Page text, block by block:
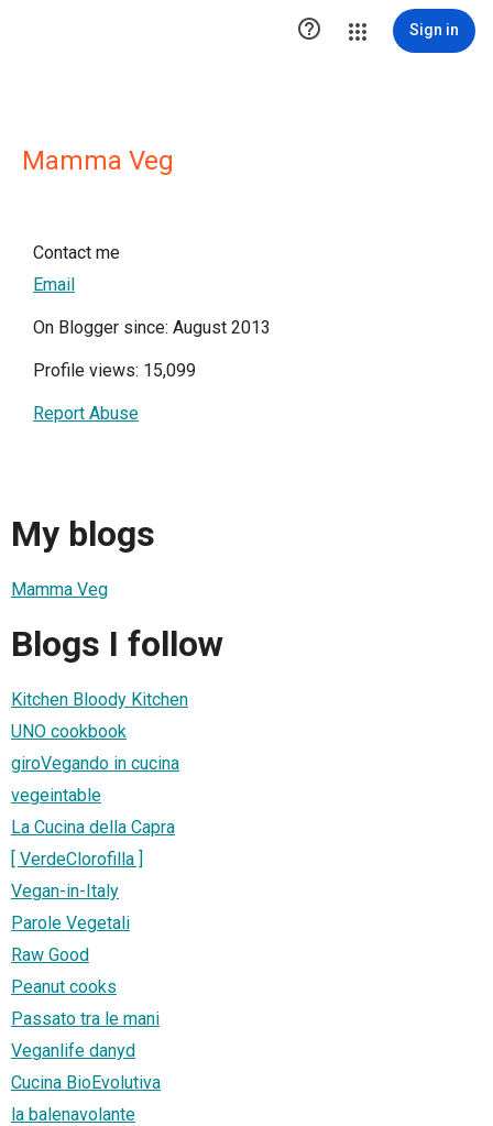
 Sign in
Mamma Veg
Contact me
Email
On Blogger since: August 2013
Profile views: 15,099
Report Abuse
My blogs
Mamma Veg
Blogs I follow
Kitchen Bloody Kitchen
UNO cookbook
giroVegando in cucina
vegeintable
La Cucina della Capra
[ VerdeClorofilla ]
Vegan-in-Italy
Parole Vegetali
Raw Good
Peanut cooks
Passato tra le mani
Veganlife danyd
Cucina BioEvolutiva
la balenavolante